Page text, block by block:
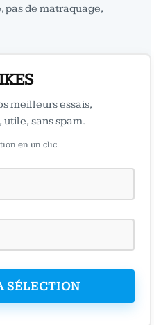
pas de matraquage,
meilleurs essais,
sans spam.
en un clic.
SÉLECTION